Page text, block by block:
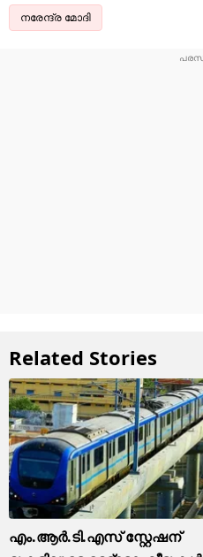
നരേന്ദ്ര മോദി
Related Stories
എം.ആർ.ടി.എസ് സ്റ്റേഷന്